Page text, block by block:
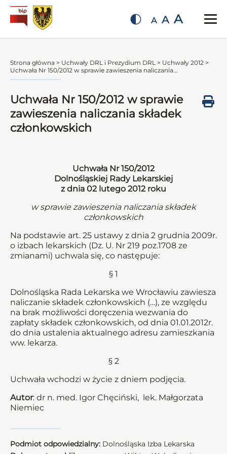
A A A
Strona główna > Uchwały DRL i Prezydium DRL > Uchwały 2012 >
Uchwała Nr 150/2012 w sprawie zawieszenia naliczania...
Uchwała Nr 150/2012 w sprawie
zawieszenia naliczania składek
członkowskich
Uchwała Nr 150/2012
Dolnośląskiej Rady Lekarskiej
z dnia 02 lutego 2012 roku
w sprawie zawieszenia naliczania składek
członkowskich
Na podstawie art. 25 ustawy z dnia 2 grudnia 2009r.
o izbach lekarskich (Dz. U. Nr 219 poz.1708 ze
zmianami) uchwala się, co następuje:
§ 1
Dolnośląska Rada Lekarska we Wrocławiu zawiesza
naliczanie składek członkowskich (…), ze względu
na brak możliwości doręczenia wezwania do
zapłaty składek członkowskich, od dnia 01.01.2012r.
do dnia ustalenia aktualnego adresu zamieszkania
ww. lekarza.
§ 2
Uchwała wchodzi w życie z dniem podjęcia.
Autor: dr n. med. Igor Chęciński, lek. Małgorzata
Niemiec
Podmiot odpowiedzialny: Dolnośląska Izba Lekarska